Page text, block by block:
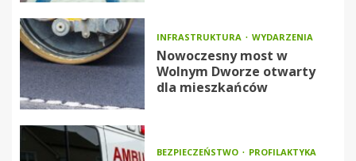
INFRASTRUKTURA WYDARZENIA
Nowoczesny most w
Wolnym Dworze otwarty
dla mieszkańców
BEZPIECZEŃSTWO PROFILAKTYKA